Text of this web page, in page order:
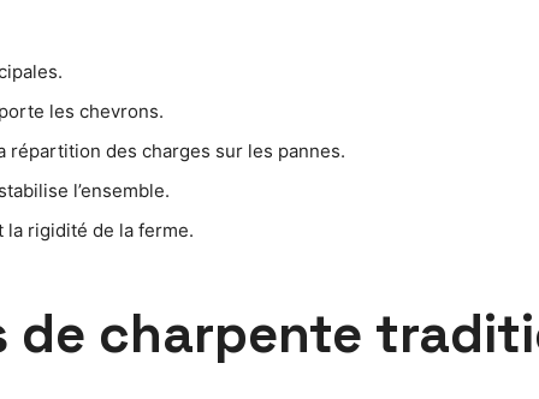
les chevrons.
des charges sur les pannes.
l’ensemble.
la rigidité de la ferme.
charpente